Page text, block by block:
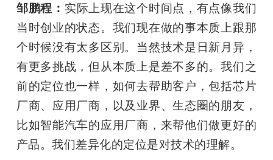
邹鹏程： 实际上现在这个时间点，有点像我们
当时创业的状态。我们现在做的事本质上跟那
个时候没有太多区别。当然技术是日新月异，
有更多挑战，但从本质上是差不多的。我们之
前的定位也一样，如何去帮助客户，包括芯片
厂商、应用厂商，以及业界、生态圈的朋友，
比如智能汽车的应用厂商，来帮他们做更好的
产品。我们差异化的定位是对技术的理解。